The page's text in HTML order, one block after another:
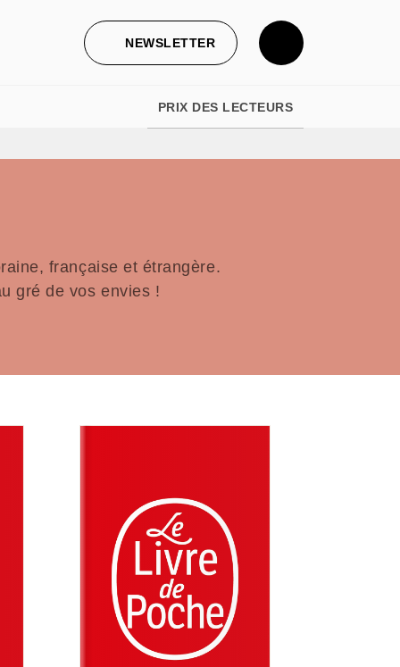
NEWSLETTER
PRIX DES LECTEURS
française et étrangère.
gré de vos envies !